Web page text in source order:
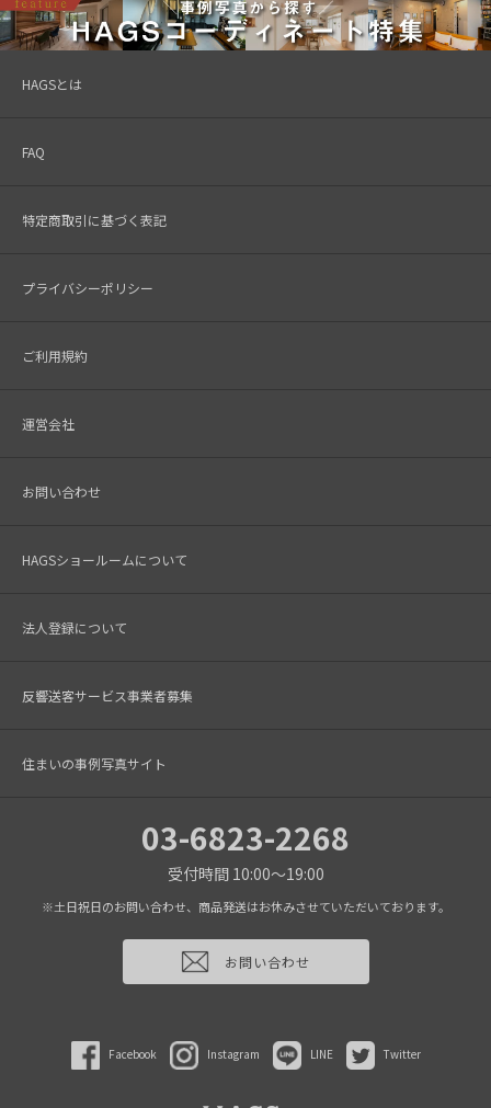
HAGSとは
FAQ
特定商取引に基づく表記
プライバシーポリシー
ご利用規約
運営会社
お問い合わせ
HAGSショールームについて
法人登録について
反響送客サービス事業者募集
住まいの事例写真サイト
03-6823-2268
受付時間 10:00～19:00
※土日祝日のお問い合わせ、商品発送はお休みさせていただいております。
お問い合わせ
Facebook Instagram LINE Twitter